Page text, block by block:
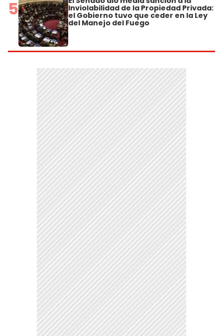
5 Inviolabilidad de la Propiedad Privada:
el Gobierno tuvo que ceder en la Ley
del Manejo del Fuego